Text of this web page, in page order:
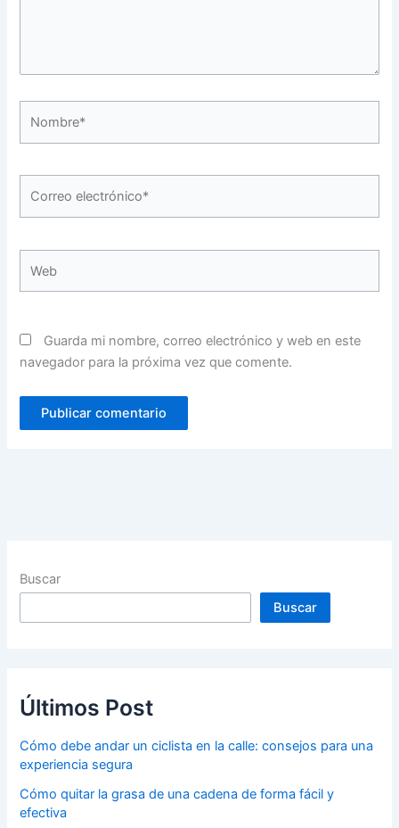
electrónico*
Guarda mi nombre, correo electrónico y web en este
navegador para la próxima vez que comente.
Buscar
Buscar
Últimos Post
Cómo debe andar un ciclista en la calle: consejos para una
experiencia segura
Cómo quitar la grasa de una cadena de forma fácil y
efectiva